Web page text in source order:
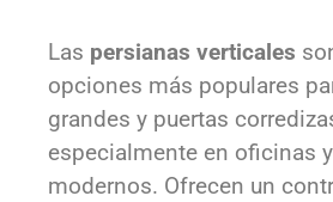
Las persianas verticales
opciones más populares
grandes y puertas
especialmente en oficinas
modernos. Ofrecen un